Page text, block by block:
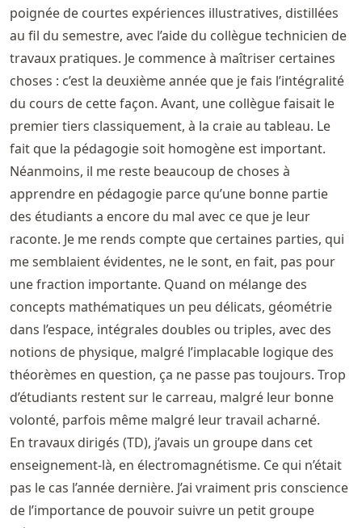
poignée de courtes expériences illustratives, distillées
au fil du semestre, avec l’aide du collègue technicien de
travaux pratiques. Je commence à maîtriser certaines
choses : c’est la deuxième année que je fais l’intégralité
du cours de cette façon. Avant, une collègue faisait le
premier tiers classiquement, à la craie au tableau. Le
fait que la pédagogie soit homogène est important.
Néanmoins, il me reste beaucoup de choses à
apprendre en pédagogie parce qu’une bonne partie
des étudiants a encore du mal avec ce que je leur
raconte. Je me rends compte que certaines parties, qui
me semblaient évidentes, ne le sont, en fait, pas pour
une fraction importante. Quand on mélange des
concepts mathématiques un peu délicats, géométrie
dans l’espace, intégrales doubles ou triples, avec des
notions de physique, malgré l’implacable logique des
théorèmes en question, ça ne passe pas toujours. Trop
d’étudiants restent sur le carreau, malgré leur bonne
volonté, parfois même malgré leur travail acharné.
En travaux dirigés (TD), j’avais un groupe dans cet
enseignement-là, en électromagnétisme. Ce qui n’était
pas le cas l’année dernière. J’ai vraiment pris conscience
de l’importance de pouvoir suivre un petit groupe